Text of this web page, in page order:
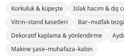
Korkuluk & küpeşte
Islak hacim & dış
Vitrin–stand kasetleri
Bar–mutfak
Dekoratif kaplama & yönlendirme
Makine şase–muhafaza–kabin